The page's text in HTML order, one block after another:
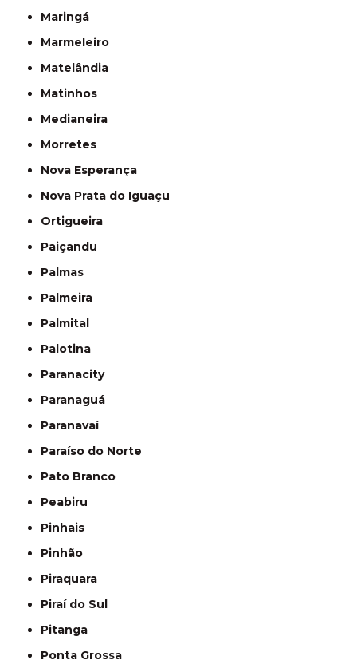
Maringá
Marmeleiro
Matelândia
Matinhos
Medianeira
Morretes
Nova Esperança
Nova Prata do Iguaçu
Ortigueira
Paiçandu
Palmas
Palmeira
Palmital
Palotina
Paranacity
Paranaguá
Paranavaí
Paraíso do Norte
Pato Branco
Peabiru
Pinhais
Pinhão
Piraquara
Piraí do Sul
Pitanga
Ponta Grossa